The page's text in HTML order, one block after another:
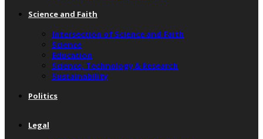
Science and Faith
Intersection of Science and Faith
Science
Education
Science, Technology & Research
Sustainability
Politics
Legal